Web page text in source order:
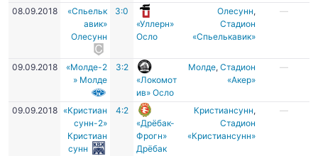
08.09.2018
«Спьельк
авик»
Олесунн
3:0
«Уллерн»
Осло
Олесунн,
Стадион
«Спьелькавик»
—
09.09.2018
«Молде-2
» Молде
3:2
«Локомот
ив» Осло
Молде,Стадион
«Акер»
—
09.09.2018
«Кристиан
сунн-2»
Кристиан
сунн
4:2
«Дрёбак-
Фрогн»
Дрёбак
Кристиансунн,
Стадион
«Кристиансунн»
—